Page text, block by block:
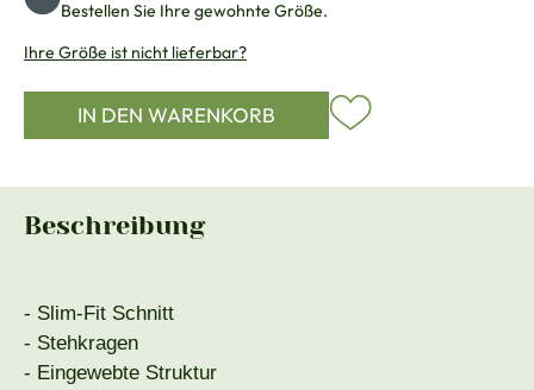
Bestellen Sie Ihre gewohnte Größe.
Ihre Größe ist nicht lieferbar?
IN DEN WARENKORB
Beschreibung
- Slim-Fit Schnitt
- Stehkragen
- Eingewebte Struktur